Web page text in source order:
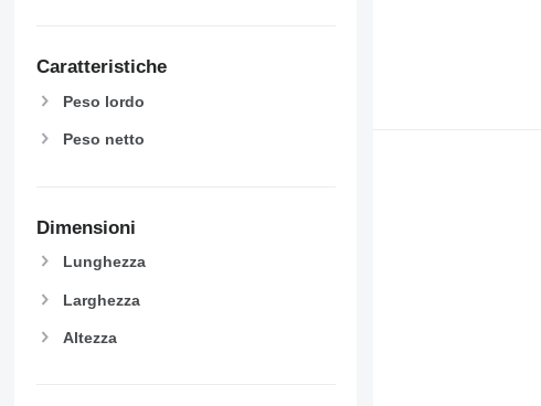
Caratteristiche
Peso lordo
Peso netto
Dimensioni
Lunghezza
Larghezza
Altezza